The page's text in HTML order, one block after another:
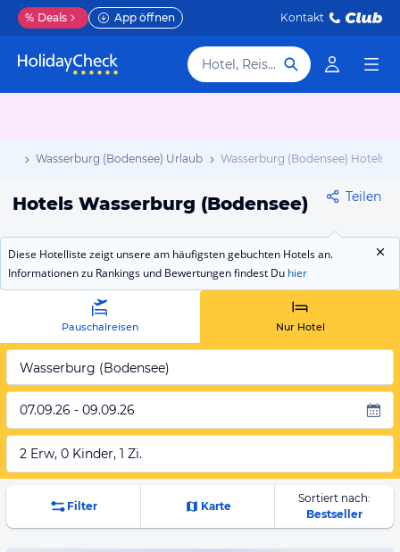
% Deals App öffnen Kontakt
Hotel, Reiseziel
Wasserburg (Bodensee) Urlaub Wasserburg (Bodensee) Hotels
Hotels Wasserburg (Bodensee) Teilen
Diese Hotelliste zeigt unsere am häufigsten gebuchten Hotels an.
Informationen zu Rankings und Bewertungen findest Du hier
Pauschalreisen Nur Hotel
Wasserburg (Bodensee)
07.09.26 - 09.09.26
2 Erw, 0 Kinder, 1 Zi.
Filter Karte
Sortiert nach:
Bestseller